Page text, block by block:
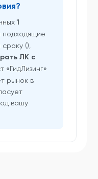
1
подходящие
(),
ЛК с
«ГидЛизинг»
рынок в
вашу